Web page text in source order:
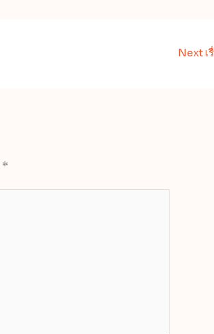
Next เ
*